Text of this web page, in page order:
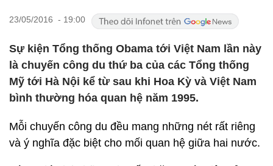
23/05/2016 - 19:00
Sự kiện Tổng thống Obama tới Việt Nam lần này
là chuyến công du thứ ba của các Tổng thống
Mỹ tới Hà Nội kể từ sau khi Hoa Kỳ và Việt Nam
bình thường hóa quan hệ năm 1995.
Mỗi chuyến công du đều mang những nét rất riêng
và ý nghĩa đặc biệt cho mối quan hệ giữa hai nước.